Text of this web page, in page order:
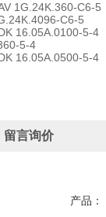
1G.24K.360-
C6-5
16.05A.0100-
5-4
16.05A.0500-
留言询价
产品：